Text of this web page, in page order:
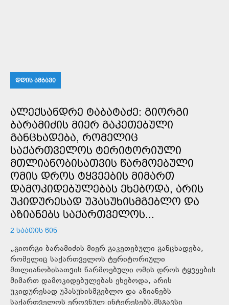
ᲓᲦᲘᲡ ᲐᲛᲑᲐᲕᲘ
ᲐᲚᲔᲥᲡᲐᲜᲓᲠᲔ ᲢᲐᲑᲐᲢᲐᲫᲔ: ᲒᲘᲝᲠᲒᲘ
ᲑᲐᲠᲐᲛᲘᲫᲘᲡ ᲛᲘᲔᲠ ᲒᲐᲙᲔᲗᲔᲑᲣᲚᲘ
ᲒᲐᲜᲪᲮᲐᲓᲔᲑᲐ, ᲠᲝᲛᲔᲚᲘᲪ
ᲡᲐᲥᲐᲠᲗᲕᲔᲚᲝᲡ ᲢᲔᲠᲘᲢᲝᲠᲘᲣᲚᲘ
ᲛᲗᲚᲘᲐᲜᲝᲑᲘᲡᲐᲗᲕᲘᲡ ᲬᲐᲠᲛᲝᲔᲑᲣᲚᲘ
ᲝᲛᲘᲡ ᲓᲠᲝᲡ ᲢᲧᲕᲔᲔᲑᲘᲡ ᲛᲘᲛᲐᲠᲗ
ᲓᲐᲛᲝᲙᲘᲓᲔᲑᲣᲚᲔᲑᲐᲡ ᲔᲮᲔᲑᲝᲓᲐ, ᲐᲠᲘᲡ
ᲣᲙᲘᲓᲣᲠᲔᲡᲐᲓ ᲣᲞᲐᲡᲣᲮᲘᲡᲛᲒᲔᲑᲚᲝ ᲓᲐ
ᲐᲖᲘᲐᲜᲔᲑᲡ ᲡᲐᲥᲐᲠᲗᲕᲔᲚᲝᲡ...
2 ᲡᲐᲐᲗᲘᲡ ᲬᲘᲜ
„გიორგი ბარამიძის მიერ გაკეთებული განცხადება,
რომელიც საქართველოს ტერიტორიული
მთლიანობისათვის წარმოებული ომის დროს ტყვეების
მიმართ დამოკიდებულებას ეხებოდა, არის
უკიდურესად უპასუხისმგებლო და აზიანებს
საქართველოს ეროვნულ ინტერესებს.მსგავსი